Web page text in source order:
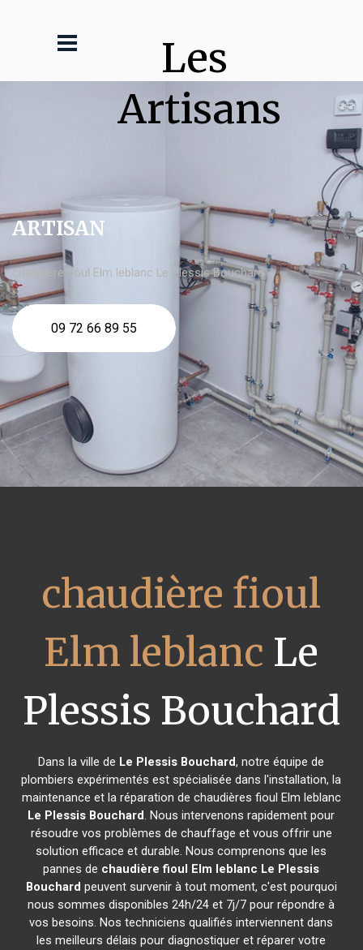
Les
Artisans
ARTISAN
chaudière fioul Elm leblanc Le Plessis Bouchard
09 72 66 89 55
chaudière fioul
Elm leblanc Le
Plessis Bouchard
Dans la ville de Le Plessis Bouchard, notre équipe de
plombiers expérimentés est spécialisée dans l'installation, la
maintenance et la réparation de chaudières fioul Elm leblanc
Le Plessis Bouchard. Nous intervenons rapidement pour
résoudre vos problèmes de chauffage et vous offrir une
solution efficace et durable. Nous comprenons que les
pannes de chaudière fioul Elm leblanc Le Plessis
Bouchard peuvent survenir à tout moment, c'est pourquoi
nous sommes disponibles 24h/24 et 7j/7 pour répondre à
vos besoins. Nos techniciens qualifiés interviennent dans
les meilleurs délais pour diagnostiquer et réparer votre